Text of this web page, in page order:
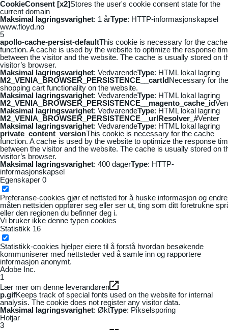
CookieConsent [x2]Stores the user's cookie consent state for the
current domain
Maksimal lagringsvarighet: 1 årType: HTTP-informasjonskapsel
www.floyd.no
5
apollo-cache-persist-defaultThis cookie is necessary for the cache
function. A cache is used by the website to optimize the response
between the visitor and the website. The cache is usually stored on
visitor’s browser.
Maksimal lagringsvarighet: VedvarendeType: HTML lokal lagring
M2_VENIA_BROWSER_PERSISTENCE__cartIdNecessary for the
shopping cart functionality on the website.
Maksimal lagringsvarighet: VedvarendeType: HTML lokal lagring
M2_VENIA_BROWSER_PERSISTENCE__magento_cache_id
Maksimal lagringsvarighet: VedvarendeType: HTML lokal lagring
M2_VENIA_BROWSER_PERSISTENCE__urlResolver_#Venter
Maksimal lagringsvarighet: VedvarendeType: HTML lokal lagring
private_content_versionThis cookie is necessary for the cache
function. A cache is used by the website to optimize the response
between the visitor and the website. The cache is usually stored on
visitor’s browser.
Maksimal lagringsvarighet: 400 dagerType: HTTP-
informasjonskapsel
Egenskaper 0
Preferanse-cookies gjør et nettsted for å huske informasjon og
måten nettsiden oppfører seg eller ser ut, ting som ditt foretrukne
eller den regionen du befinner deg i.
Vi bruker ikke denne typen cookies
Statistikk 16
Statistikk-cookies hjelper eiere til å forstå hvordan besøkende
kommuniserer med nettsteder ved å samle inn og rapportere
informasjon anonymt.
Adobe Inc.
1
Lær mer om denne leverandøren
p.gifKeeps track of special fonts used on the website for internal
analysis. The cookie does not register any visitor data.
Maksimal lagringsvarighet: ØktType: Pikselsporing
Hotjar
3